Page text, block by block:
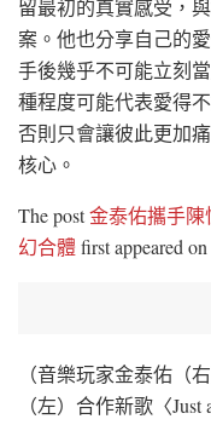
留最初的真實感受，
案。他也分享自己的
手後幾乎不可能立刻
種程度可能代表愛得
否則只會讓彼此更加
核心。
The post金泰佑攜手陳
幻合體 first appeared on
（音樂玩家金泰佑（
（左）合作新歌〈